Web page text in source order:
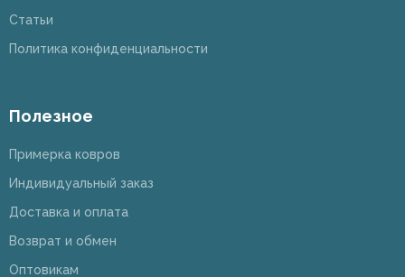
Статьи
Политика конфиденциальности
Полезное
Примерка ковров
Индивидуальный заказ
Доставка и оплата
Возврат и обмен
Оптовикам